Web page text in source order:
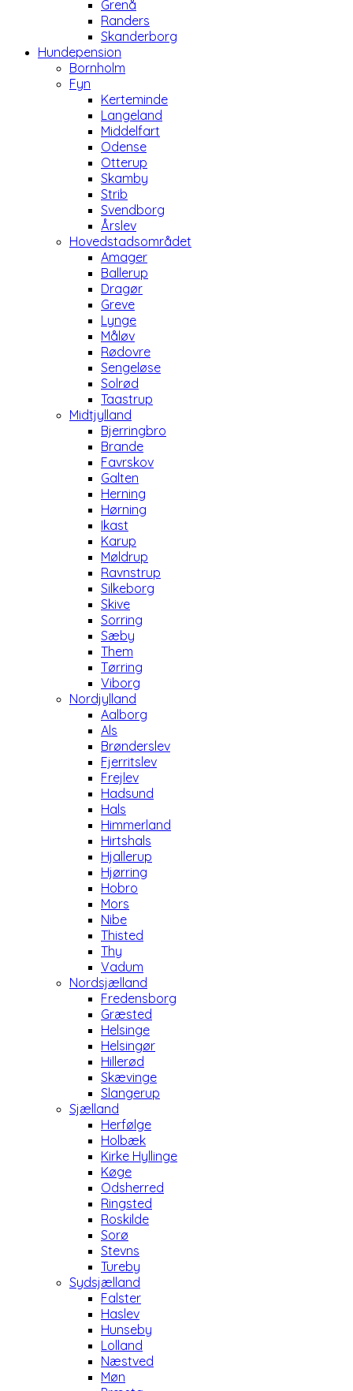
Grenå
Randers
Skanderborg
Hundepension
Bornholm
Fyn
Kerteminde
Langeland
Middelfart
Odense
Otterup
Skamby
Strib
Svendborg
Årslev
Hovedstadsområdet
Amager
Ballerup
Dragør
Greve
Lynge
Måløv
Rødovre
Sengeløse
Solrød
Taastrup
Midtjylland
Bjerringbro
Brande
Favrskov
Galten
Herning
Hørning
Ikast
Karup
Møldrup
Ravnstrup
Silkeborg
Skive
Sorring
Sæby
Them
Tørring
Viborg
Nordjylland
Aalborg
Als
Brønderslev
Fjerritslev
Frejlev
Hadsund
Hals
Himmerland
Hirtshals
Hjallerup
Hjørring
Hobro
Mors
Nibe
Thisted
Thy
Vadum
Nordsjælland
Fredensborg
Græsted
Helsinge
Helsingør
Hillerød
Skævinge
Slangerup
Sjælland
Herfølge
Holbæk
Kirke Hyllinge
Køge
Odsherred
Ringsted
Roskilde
Sorø
Stevns
Tureby
Sydsjælland
Falster
Haslev
Hunseby
Lolland
Næstved
Møn